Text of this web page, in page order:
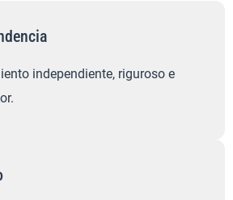
independiente, riguroso e